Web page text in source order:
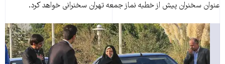
عنوان سخنران پيش از خطبه نماز جمعه تهران سخنرانی خواهد کرد.